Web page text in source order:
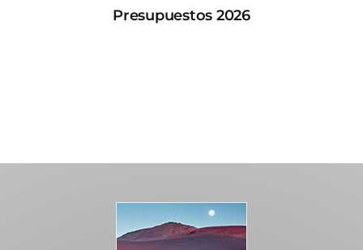
Presupuestos 2026